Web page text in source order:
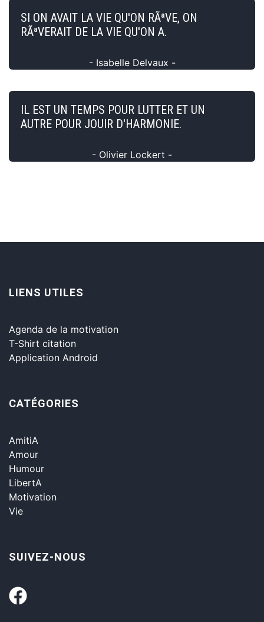
SI ON AVAIT LA VIE QU'ON RÃªVE, ON
RÃªVERAIT DE LA VIE QU'ON A.
- Isabelle Delvaux -
IL EST UN TEMPS POUR LUTTER ET UN
AUTRE POUR JOUIR D'HARMONIE.
- Olivier Lockert -
LIENS UTILES
Agenda de la motivation
T-Shirt citation
Application Android
CATÉGORIES
AmitiA
Amour
Humour
LibertA
Motivation
Vie
SUIVEZ-NOUS